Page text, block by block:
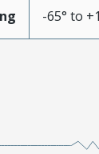
-65° to